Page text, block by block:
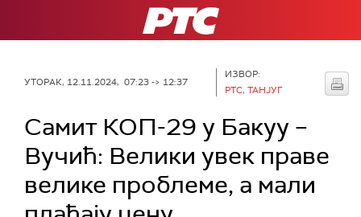
РТС
УТОРАК, 12.11.2024, 07:23 -> 12:37
ИЗВОР:
РТС, ТАНЈУГ
Самит КОП-29 у Бакуу –
Вучић: Велики увек праве
велике проблеме, а мали